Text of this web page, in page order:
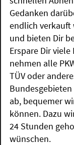
Gedanken
endlich verkauft
und bieten Dir
Erspare Dir
nehmen alle
TÜV oder
ab, bequemer
können. Dazu
24 Stunden
wünschen.